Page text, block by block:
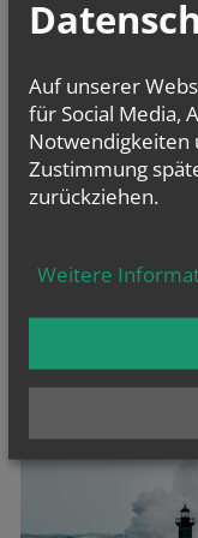
Auf unserer
für Social Media,
Notwendigkeiten
Zustimmung
zurückziehen.
Weitere